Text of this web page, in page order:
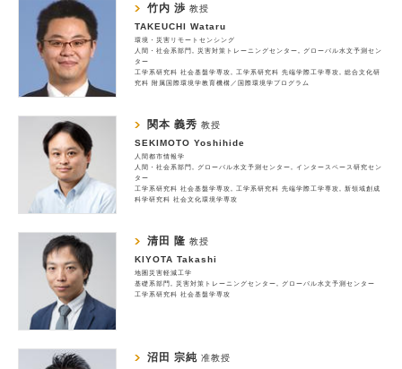
竹内 渉 教授
TAKEUCHI Wataru
環境・災害リモートセンシング
人間・社会系部門
災害対策トレーニングセンター
グローバル水文予測セン
ター
工学系研究科 社会基盤学専攻
工学系研究科 先端学際工学専攻
総合文化研
究科 附属国際環境学教育機構／国際環境学プログラム
関本 義秀 教授
SEKIMOTO Yoshihide
人間都市情報学
人間・社会系部門
グローバル水文予測センター
インタースペース研究セン
ター
工学系研究科 社会基盤学専攻
工学系研究科 先端学際工学専攻
新領域創成
科学研究科 社会文化環境学専攻
清田 隆 教授
KIYOTA Takashi
地圏災害軽減工学
基礎系部門
災害対策トレーニングセンター
グローバル水文予測センター
工学系研究科 社会基盤学専攻
沼田 宗純 准教授